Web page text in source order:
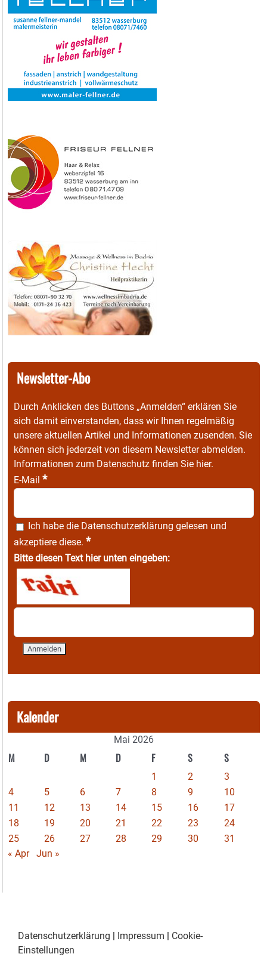
Newsletter-Abo
Durch Anklicken des Buttons „Anmelden“ erklären Sie
sich damit einverstanden, dass wir Ihnen regelmäßig
unsere aktuellen Artikel und Informationen zusenden. Sie
können sich jederzeit von diesem Newsletter abmelden.
Informationen zum Datenschutz finden Sie hier.
E-Mail *
Ich habe die Datenschutzerklärung gelesen und
akzeptiere diese. *
Bitte diesen Text hier unten eingeben:
Kalender
Mai 2026
M D M D F S S
1 2
3
4
5 6 7 8 9
10
11
12 13 14 15 16
17
18
19 20 21 22 23
24
25
26 27 28 29 30
31
« Apr
Jun »
Datenschutzerklärung Impressum
Cookie-
Einstellungen